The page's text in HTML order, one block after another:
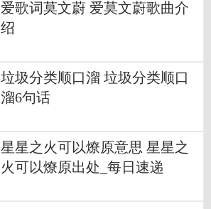
爱歌词莫文蔚 爱莫文蔚歌曲介
绍
垃圾分类顺口溜 垃圾分类顺口
溜6句话
星星之火可以燎原意思 星星之
火可以燎原出处_每日速递